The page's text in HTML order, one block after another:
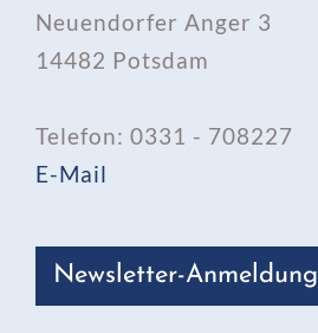
Neuendorfer Anger 3
14482 Potsdam
Telefon: 0331 - 708227
E-Mail
Newsletter-Anmeldung